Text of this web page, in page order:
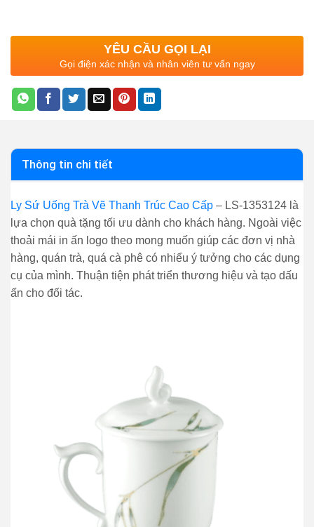
YÊU CẦU GỌI LẠI
Gọi điện xác nhận và nhân viên tư vấn ngay
Thông tin chi tiết
Ly Sứ Uống Trà Vẽ Thanh Trúc Cao Cấp – LS-1353124 là
lựa chọn quà tặng tối ưu dành cho khách hàng. Ngoài việc
thoải mái in ấn logo theo mong muốn giúp các đơn vị nhà
hàng, quán trà, quá cà phê có nhiểu ý tưởng cho các dụng
cụ của mình. Thuận tiện phát triển thương hiệu và tạo dấu
ấn cho đối tác.